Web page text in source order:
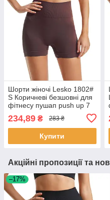
Шорти жіночі Lesko 1802#
S Коричневі безшовні для
фітнесу пушап push up 7
234,89 ₴ 283 ₴
Купити
Акційні пропозиції та
–17%